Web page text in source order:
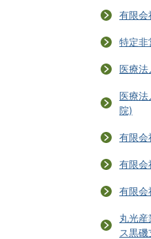
有限会
特定非
医療
医療
院)
有限会
有限会
有限会
丸光
ス黒磯